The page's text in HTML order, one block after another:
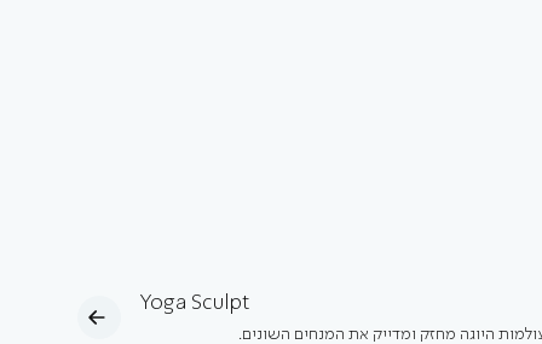
Yoga Sculpt
היוגה מחזק ומדייק את המנחים השונים.